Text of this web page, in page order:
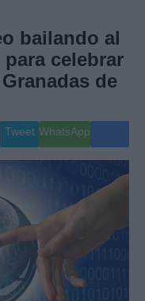
bailando al
celebrar
de
Tweet WhatsApp